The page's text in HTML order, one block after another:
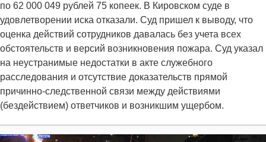
по 62 000 049 рублей 75 копеек. В Кировском суде в
удовлетворении иска отказали. Суд пришел к выводу, что
оценка действий сотрудников давалась без учета всех
обстоятельств и версий возникновения пожара. Суд указал
на неустранимые недостатки в акте служебного
расследования и отсутствие доказательств прямой
причинно-следственной связи между действиями
(бездействием) ответчиков и возникшим ущербом.